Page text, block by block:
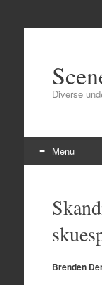
Diverse
Menu
Brenden